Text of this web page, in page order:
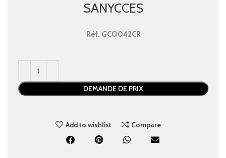
SANYCCES
Réf. GCO042CR
DEMANDE DE PRIX
Add to wishlist Compare